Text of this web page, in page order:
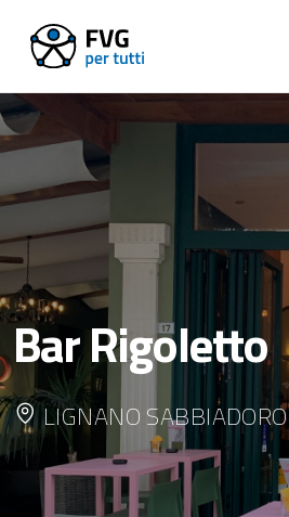
Bar Rigoletto
LIGNANO SABBIADORO